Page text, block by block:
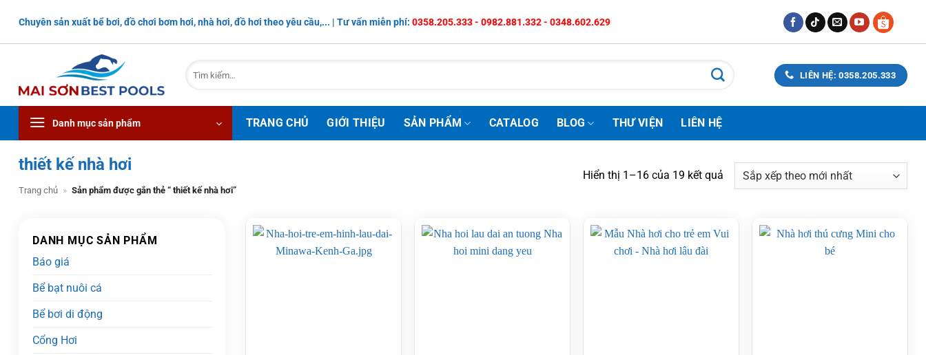
nội
Chuyên sản xuất bể bơi, đồ chơi bơm hơi, nhà hơi, đồ hơi theo yêu cầu,... | Tư vấn miễn phí: 0358.205.333 - 0982.881.332 - 0348.602.629
Tìm
kiếm:
LIÊN HỆ: 0358.205.333
Danh mục sản phẩm TRANG CHỦ GIỚI THIỆU SẢN PHẨM CATALOG BLOG THƯ VIỆN LIÊN HỆ
thiết kế nhà hơi
Trang chủ » Sản phẩm được gắn thẻ “ thiết kế nhà hơi”
Hiển thị 1–16 của 19 kết quảĐã
sắp
DANH MỤC SẢN PHẨM
Báo giá
Bể bạt nuôi cá
Bể bơi di động
Cổng Hơi